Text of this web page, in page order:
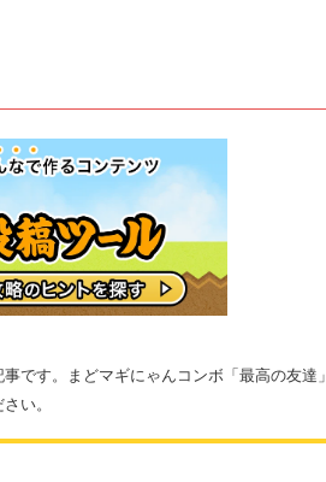
です。まどマギにゃんコンボ「最高の友達」
い。